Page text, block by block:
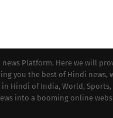
news Platform. Here we will
you the best of Hindi
Hindi of India, World,
into a booming online